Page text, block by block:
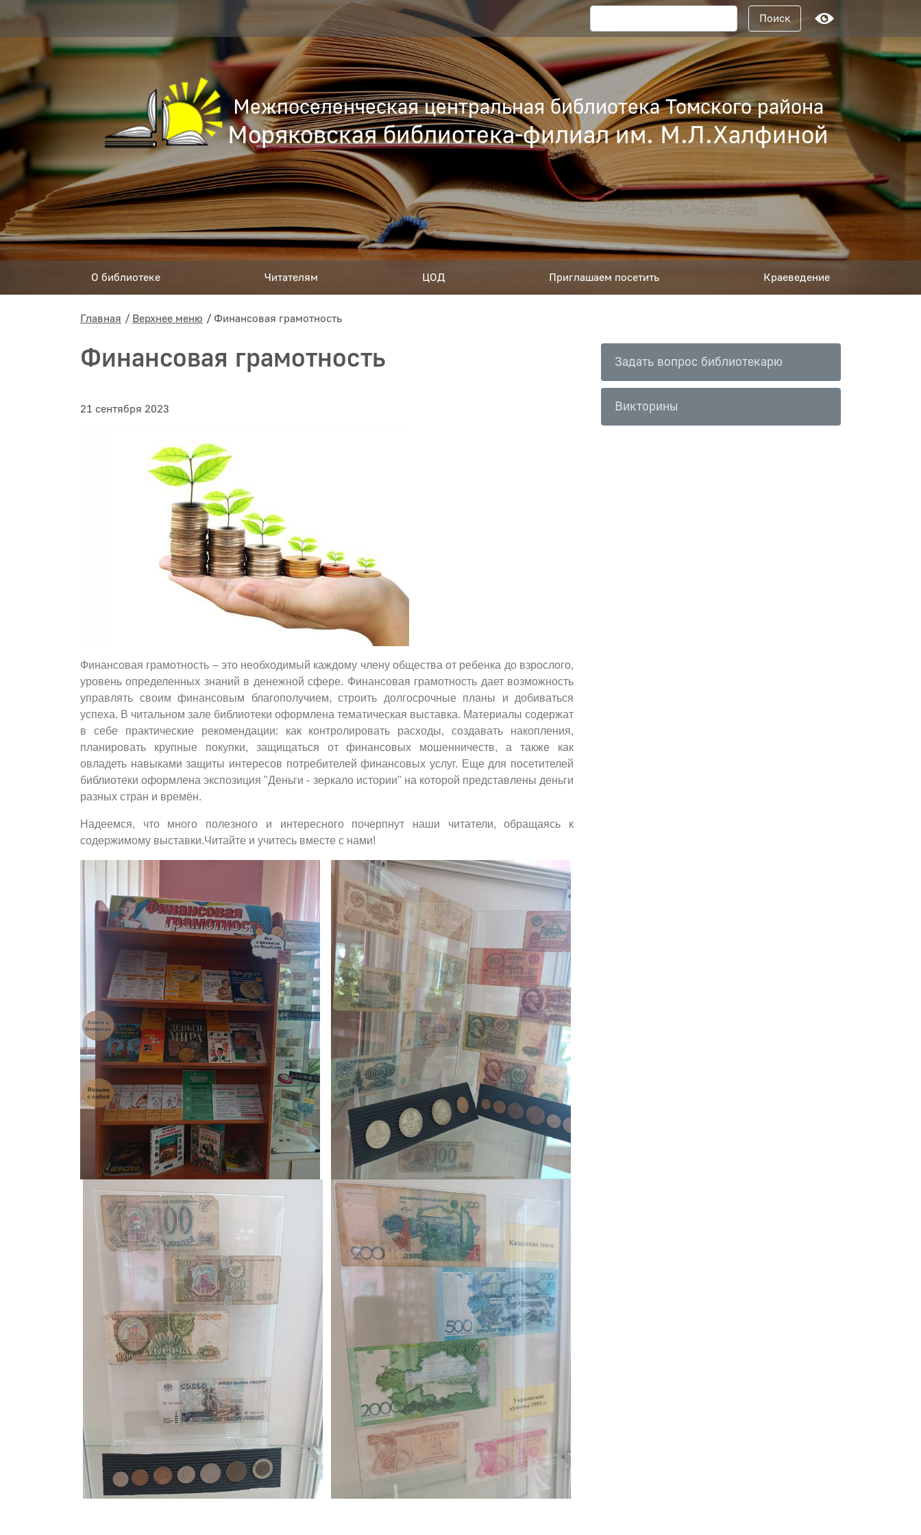
Поисковый запрос
Поиск
Межпоселенческая центральная библиотека Томского района
Моряковская библиотека-филиал им. М.Л.Халфиной
О библиотеке Читателям ЦОД Приглашаем посетить Краеведение
Главная Верхнее меню Финансовая грамотность
Финансовая грамотность
21 сентября 2023
Финансовая грамотность – это необходимый каждому члену общества от ребенка до взрослого,
уровень определенных знаний в денежной сфере. Финансовая грамотность дает возможность
управлять своим финансовым благополучием, строить долгосрочные планы и добиваться
успеха. В читальном зале библиотеки оформлена тематическая выставка. Материалы содержат
в себе практические рекомендации: как контролировать расходы, создавать накопления,
планировать крупные покупки, защищаться от финансовых мошенничеств, а также как
овладеть навыками защиты интересов потребителей финансовых услуг. Еще для посетителей
библиотеки оформлена экспозиция "Деньги - зеркало истории" на которой представлены деньги
разных стран и времён.
Надеемся, что много полезного и интересного почерпнут наши читатели, обращаясь к
содержимому выставки.Читайте и учитесь вместе с нами!
Задать вопрос библиотекарю
Викторины